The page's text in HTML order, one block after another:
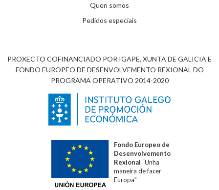
Quen somos
Pedidos especiais
PROXECTO COFINANCIADO POR IGAPE, XUNTA DE GALICIA E
FONDO EUROPEO DE DESENVOLVEMENTO REXIONAL DO
PROGRAMA OPERATIVO 2014-2020
Fondo Europeo de
Desenvolvemento
Rexional “Unha
maneira de facer
Europa”